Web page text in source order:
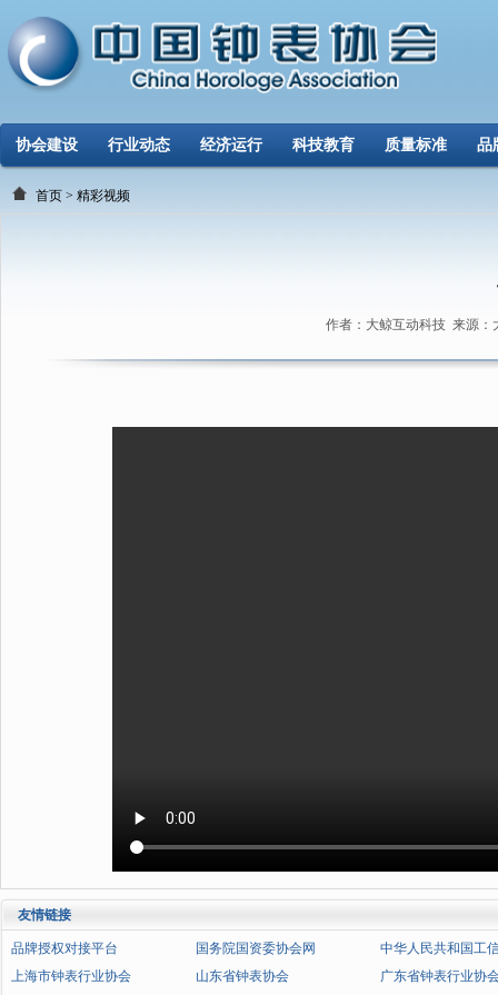
协会建设 行业动态 经济运行 科技教育 质量标准 品
首页 > 精彩视频
作者：大鲸互动科技 来源：
友情链接
品牌授权对接平台 国务院国资委协会网
中华人民共和国工
上海市钟表行业协会
山东省钟表协会
广东省钟表行业协